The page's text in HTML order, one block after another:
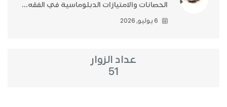
الحصانات والامتيازات الدبلوماسية في الفقه...
6 يوليو, 2026
عداد الزوار
51